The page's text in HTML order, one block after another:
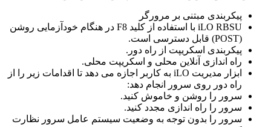
پیکربندی مبتنی بر مرورگر
iLO RBSU با استفاده از کلید F8 در هنگام خودآزمایی روشن
(POST) قابل دسترسی است.
پیکربندی اسکریپت از راه دور.
راه اندازی آنلاین محلی و اسکریپت محلی.
ابزار مدیریت iLO به کاربر اجازه می دهد تا اقدامات زیر را از
راه دور روی سرور انجام دهد:
سرور را روشن و خاموش کنید.
سرور را راه اندازی مجدد کنید.
سرور را بدون توجه به وضعیت سیستم عامل سرور نظارت